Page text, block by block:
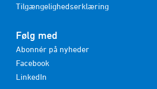
Tilgængelighedserklæring
Følg med
Abonnér på nyheder
Facebook
LinkedIn